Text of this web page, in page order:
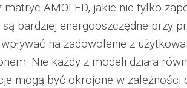
AMOLED, jakie nie tylko
bardziej energooszczędne przy
na zadowolenie z
Nie każdy z modeli działa
mogą być okrojone w zależności